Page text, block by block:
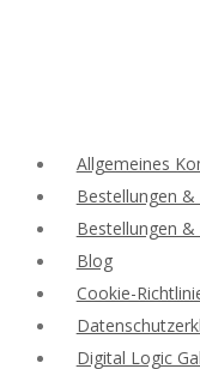
Allgemeines
Bestellungen &
Bestellungen &
Blog
Cookie-
Digital Logic